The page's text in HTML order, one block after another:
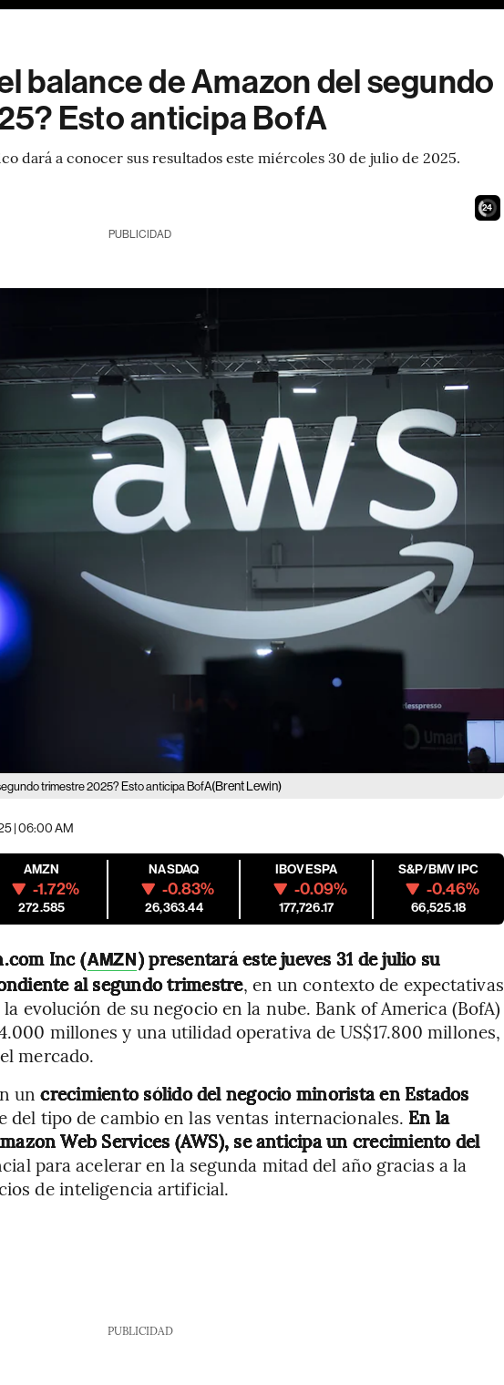
balance de Amazon del segundo
Esto anticipa BofA
dará a conocer sus resultados este miércoles 30 de julio de 2025.
23
PUBLICIDAD
trimestre 2025? Esto anticipa BofA(Brent Lewin)
| 06:00 AM
AMZN
-1.72%
272.585
NASDAQ
-0.83%
26,363.44
IBOVESPA
-0.09%
177,726.17
S&P/BMV IPC
-0.46%
66,525.18
Inc (AMZN) presentará este jueves 31 de julio su
al segundo trimestre, en un contexto de expectativas
evolución de su negocio en la nube. Bank of America (BofA)
millones y una utilidad operativa de US$17.800 millones,
mercado.
uncrecimiento sólido del negocio minorista en Estados
del tipo de cambio en las ventas internacionales. En la
Web Services (AWS), se anticipa un crecimiento del
para acelerar en la segunda mitad del año gracias a la
de inteligencia artificial.
PUBLICIDAD